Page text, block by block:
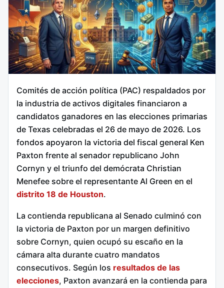
Comités de acción política (PAC) respaldados por
la industria de activos digitales financiaron a
candidatos ganadores en las elecciones primarias
de Texas celebradas el 26 de mayo de 2026. Los
fondos apoyaron la victoria del fiscal general Ken
Paxton frente al senador republicano John
Cornyn y el triunfo del demócrata Christian
Menefee sobre el representante Al Green en el
distrito 18 de Houston.
La contienda republicana al Senado culminó con
la victoria de Paxton por un margen definitivo
sobre Cornyn, quien ocupó su escaño en la
cámara alta durante cuatro mandatos
consecutivos. Según los resultados de las
elecciones, Paxton avanzará en la contienda para